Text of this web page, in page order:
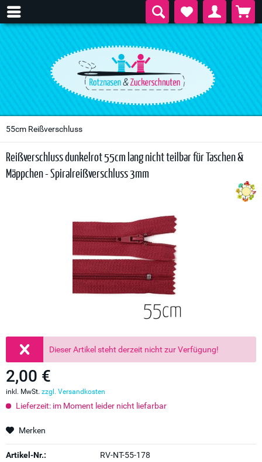
55cm Reißverschluss
Reißverschluss dunkelrot 55cm lang nicht teilbar für Taschen &
Mäppchen - Spiralreißverschluss 3mm
Dieser Artikel steht derzeit nicht zur Verfügung!
2,00 €
inkl. MwSt. zzgl. Versandkosten
Lieferzeit: im Moment leider nicht liefarbar
Merken
Artikel-Nr.:
RV-NT-55-178